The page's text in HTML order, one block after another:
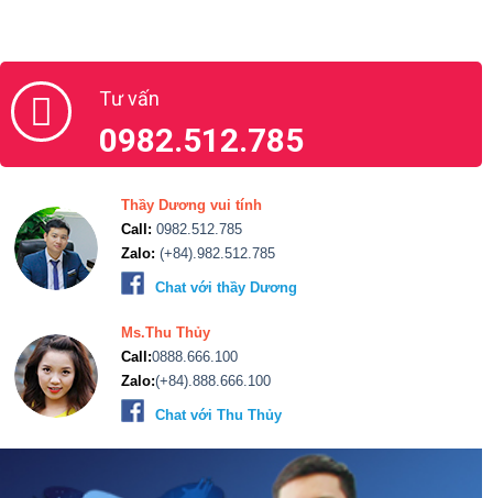
Tư vấn
0982.512.785
Thầy Dương vui tính
Call: 0982.512.785
Zalo: (+84).982.512.785
Chat với thầy Dương
Ms.Thu Thủy
Call:0888.666.100
Zalo:(+84).888.666.100
Chat với Thu Thủy